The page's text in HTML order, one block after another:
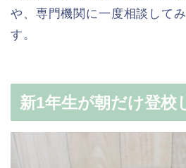
や、専門機関に一度相談して
す。
新1年生が朝だけ登校